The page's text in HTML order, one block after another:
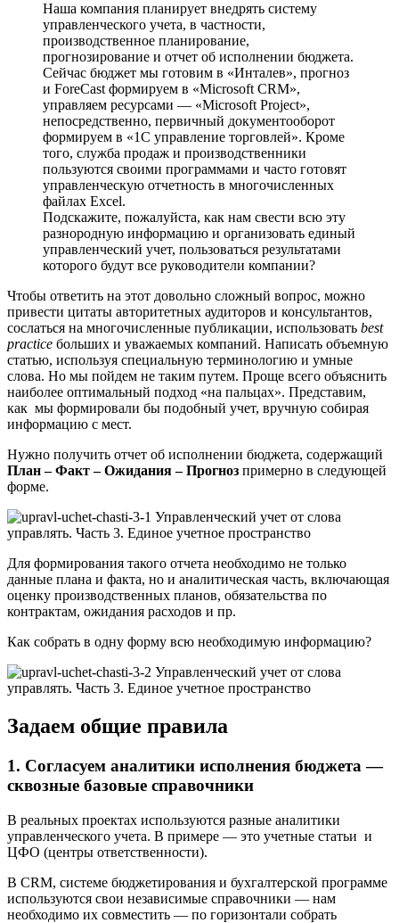
Наша компания планирует внедрять систему
управленческого учета, в частности,
производственное планирование,
прогнозирование и отчет об исполнении бюджета.
Сейчас бюджет мы готовим в «Инталев», прогноз
и ForeCast формируем в «Microsoft CRM»,
управляем ресурсами — «Microsoft Project»,
непосредственно, первичный документооборот
формируем в «1С управление торговлей». Кроме
того, служба продаж и производственники
пользуются своими программами и часто готовят
управленческую отчетность в многочисленных
файлах Excel.
Подскажите, пожалуйста, как нам свести всю эту
разнородную информацию и организовать единый
управленческий учет, пользоваться результатами
которого будут все руководители компании?
Чтобы ответить на этот довольно сложный вопрос, можно
привести цитаты авторитетных аудиторов и консультантов,
сослаться на многочисленные публикации, использовать best
practice больших и уважаемых компаний. Написать объемную
статью, используя специальную терминологию и умные
слова. Но мы пойдем не таким путем. Проще всего объяснить
наиболее оптимальный подход «на пальцах». Представим,
как мы формировали бы подобный учет, вручную собирая
информацию с мест.
Нужно получить отчет об исполнении бюджета, содержащий
План – Факт – Ожидания – Прогноз примерно в следующей
форме.
Для формирования такого отчета необходимо не только
данные плана и факта, но и аналитическая часть, включающая
оценку производственных планов, обязательства по
контрактам, ожидания расходов и пр.
Как собрать в одну форму всю необходимую информацию?
Задаем общие правила
1. Согласуем аналитики исполнения бюджета —
сквозные базовые справочники
В реальных проектах используются разные аналитики
управленческого учета. В примере — это учетные статьи и
ЦФО (центры ответственности).
В CRM, системе бюджетирования и бухгалтерской программе
используются свои независимые справочники — нам
необходимо их совместить — по горизонтали собрать